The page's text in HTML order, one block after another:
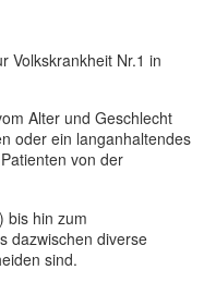
Volkskrankheit Nr.1 in
Alter und Geschlecht
oder ein langanhaltendes
von der
bis hin zum
dazwischen diverse
sind.